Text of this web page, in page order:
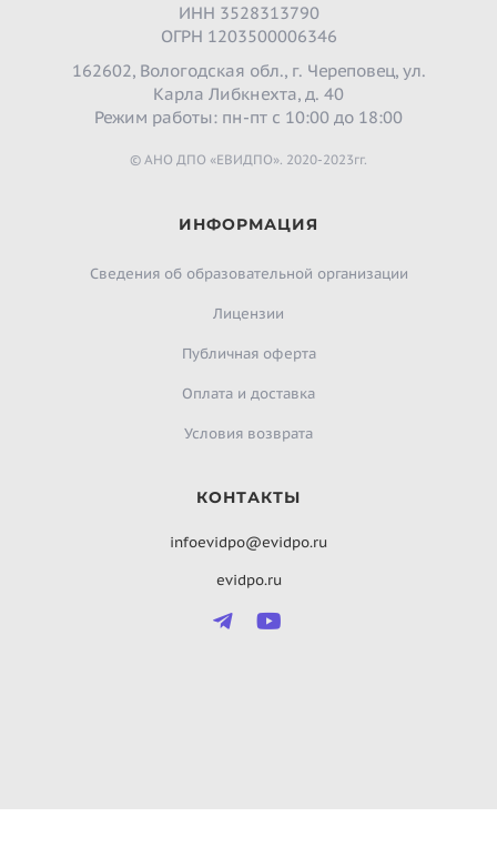
ИНН 3528313790
ОГРН 1203500006346
162602, Вологодская обл., г. Череповец, ул.
Карла Либкнехта, д. 40
Режим работы: пн-пт с 10:00 до 18:00
© АНО ДПО «ЕВИДПО». 2020-2023гг.
ИНФОРМАЦИЯ
Сведения об образовательной организации
Лицензии
Публичная оферта
Оплата и доставка
Условия возврата
КОНТАКТЫ
infoevidpo@evidpo.ru
evidpo.ru